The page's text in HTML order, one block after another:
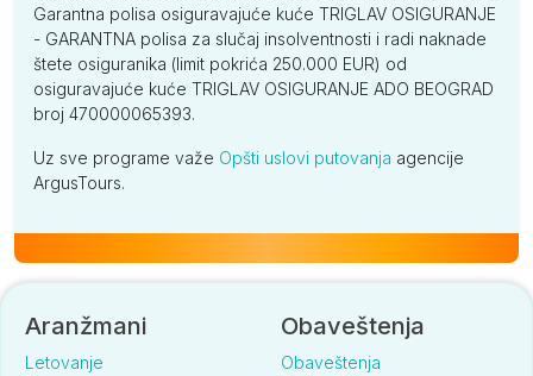
Garantna polisa osiguravajuće kuće TRIGLAV OSIGURANJE
- GARANTNA polisa za slučaj insolventnosti i radi naknade
štete osiguranika (limit pokrića 250.000 EUR) od
osiguravajuće kuće TRIGLAV OSIGURANJE ADO BEOGRAD
broj 470000065393.
Uz sve programe važe Opšti uslovi putovanja agencije
ArgusTours.
Aranžmani
Letovanje
Obaveštenja
Obaveštenja